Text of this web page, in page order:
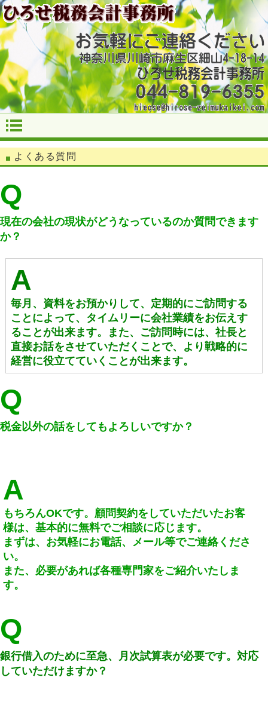
よくある質問
Q
現在の会社の現状がどうなっているのか質問できます
か？
A
毎月、資料をお預かりして、定期的にご訪問する
ことによって、タイムリーに会社業績をお伝えす
ることが出来ます。また、ご訪問時には、社長と
直接お話をさせていただくことで、より戦略的に
経営に役立てていくことが出来ます。
Q
税金以外の話をしてもよろしいですか？
A
もちろんOKです。顧問契約をしていただいたお客
様は、基本的に無料でご相談に応じます。
まずは、お気軽にお電話、メール等でご連絡くださ
い。
また、必要があれば各種専門家をご紹介いたしま
す。
Q
銀行借入のために至急、月次試算表が必要です。対応
していただけますか？